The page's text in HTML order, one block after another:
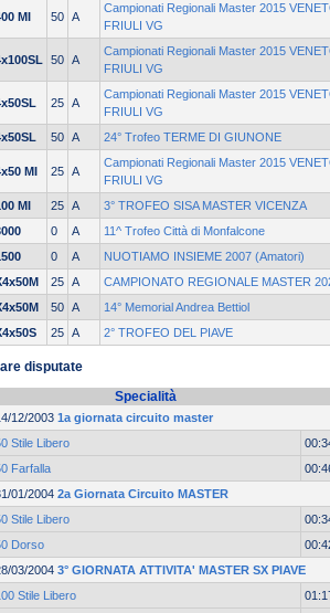
MI 50 A
Campionati Regionali Master 2015
FRIULI VG
50 A
Campionati Regionali Master 2015
FRIULI VG
25 A
Campionati Regionali Master 2015
FRIULI VG
50 A 24° Trofeo TERME DI GIUNONE
MI 25 A
Campionati Regionali Master 2015
FRIULI VG
MI 25 A 3° TROFEO SISA MASTER VICENZA
0 A 11^ Trofeo Città di Monfalcone
0 A NUOTIAMO INSIEME 2007 (Amatori)
25 A CAMPIONATO REGIONALE MASTER
50 A 14° Memorial Andrea Bettiol
25 A 2° TROFEO DEL PIAVE
disputate
Specialità
12/2003 1a giornata circuito master
Stile Libero
Farfalla
01/2004 2a Giornata Circuito MASTER
Stile Libero
Dorso
03/2004 3° GIORNATA ATTIVITA' MASTER SX PIAVE
Stile Libero